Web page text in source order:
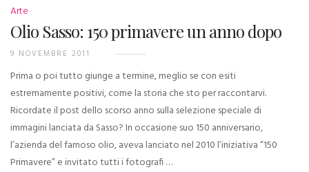
Arte
Olio Sasso: 150 primavere un anno dopo
9 NOVEMBRE 2011
Prima o poi tutto giunge a termine, meglio se con esiti
estremamente positivi, come la storia che sto per raccontarvi.
Ricordate il post dello scorso anno sulla selezione speciale di
immagini lanciata da Sasso? In occasione suo 150 anniversario,
l’azienda del famoso olio, aveva lanciato nel 2010 l’iniziativa “150
Primavere” e invitato tutti i fotografi …